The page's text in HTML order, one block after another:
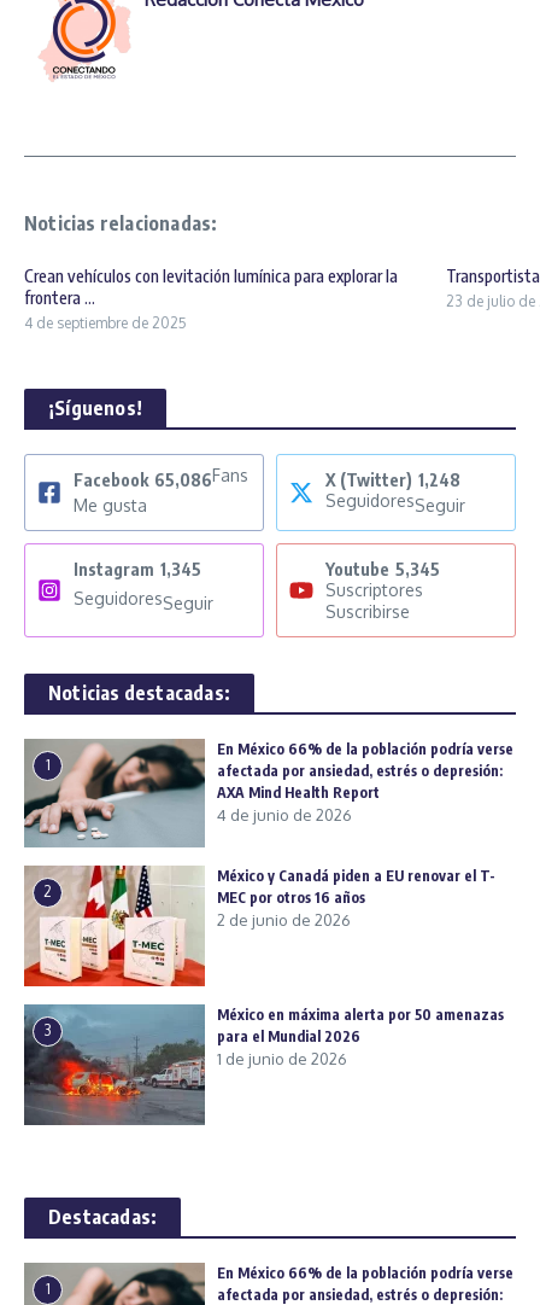
Noticias relacionadas:
Crean vehículos con levitación lumínica para explorar la
frontera ...
4 de septiembre de 2025
23 de julio de
¡Síguenos!
Facebook 65,086Fans
Me gusta
X (Twitter) 1,248
SeguidoresSeguir
Instagram 1,345
SeguidoresSeguir
Youtube 5,345
Suscriptores
Suscribirse
Noticias destacadas:
1
En México 66% de la población podría verse
afectada por ansiedad, estrés o depresión:
AXA Mind Health Report
4 de junio de 2026
2
México y Canadá piden a EU renovar el T-
MEC por otros 16 años
2 de junio de 2026
3
México en máxima alerta por 50 amenazas
para el Mundial 2026
1 de junio de 2026
Destacadas:
1
En México 66% de la población podría verse
afectada por ansiedad, estrés o depresión: